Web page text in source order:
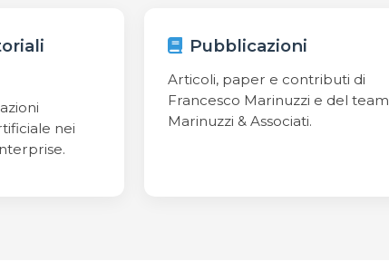
nei
Pubblicazioni
Articoli, paper e contributi di
Francesco Marinuzzi e del team
Marinuzzi & Associati.